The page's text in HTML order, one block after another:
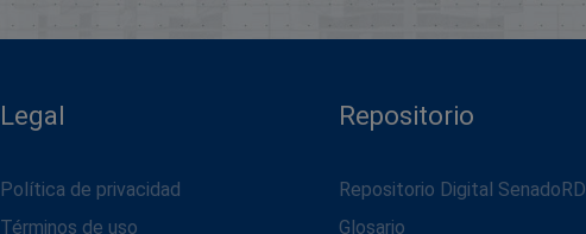
Legal
Política de privacidad
Términos de uso
Repositorio
Repositorio Digital SenadoRD
Glosario